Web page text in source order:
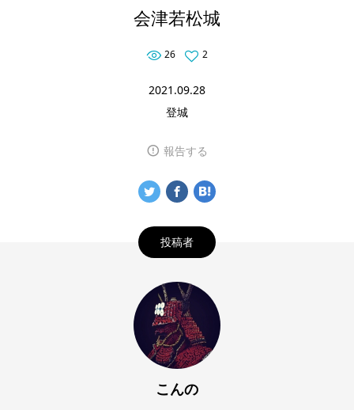
会津若松城
26 2
2021.09.28
登城
報告する
投稿者
こんの